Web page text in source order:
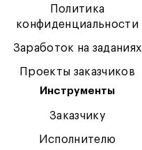
Политика
конфиденциальности
Заработок на заданиях
Проекты заказчиков
Инструменты
Заказчику
Исполнителю